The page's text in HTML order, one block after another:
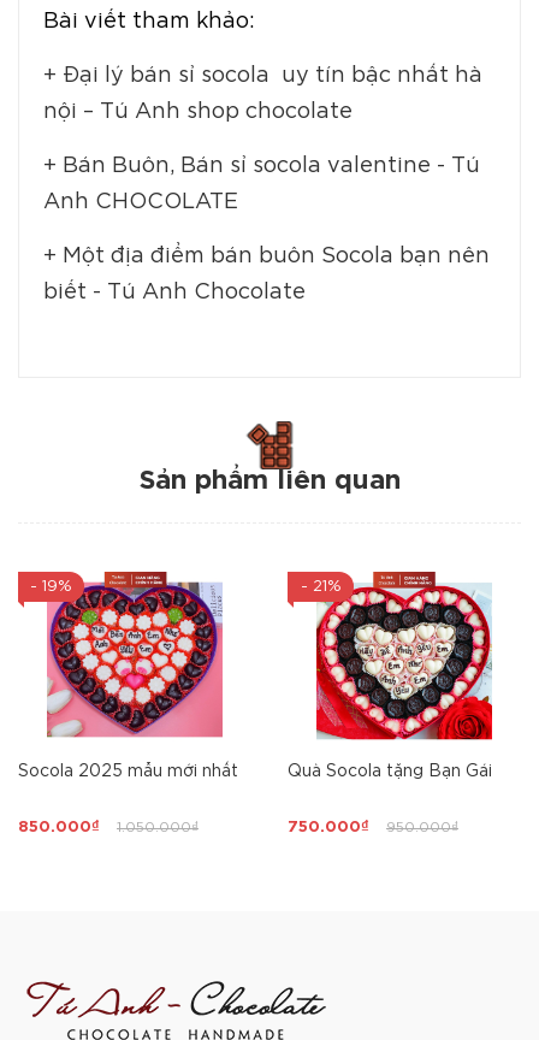
Bài viết tham khảo:
+ Đại lý bán sỉ socola uy tín bậc nhất hà
nội – Tú Anh shop chocolate
+ Bán Buôn, Bán sỉ socola valentine - Tú
Anh CHOCOLATE
+ Một địa điểm bán buôn Socola bạn nên
biết - Tú Anh Chocolate
Sản phẩm liên quan
- 19%
Socola 2025 mẫu mới nhất
850.000₫ 1.050.000₫
- 21%
Quà Socola tặng Bạn Gái
750.000₫ 950.000₫